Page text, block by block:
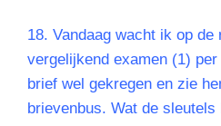
18. Vandaag wacht ik op de
vergelijkend examen (1)
brief wel gekregen en zie
brievenbus. Wat de